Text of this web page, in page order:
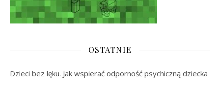
OSTATNIE
Dzieci bez lęku. Jak wspierać odporność psychiczną dziecka